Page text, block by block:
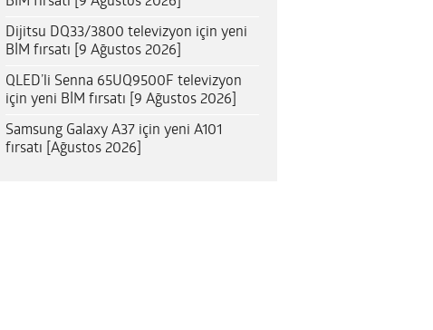
Dijitsu DQ33/3800 televizyon için yeni
BİM fırsatı [9 Ağustos 2026]
QLED’li Senna 65UQ9500F televizyon
için yeni BİM fırsatı [9 Ağustos 2026]
Samsung Galaxy A37 için yeni A101
fırsatı [Ağustos 2026]